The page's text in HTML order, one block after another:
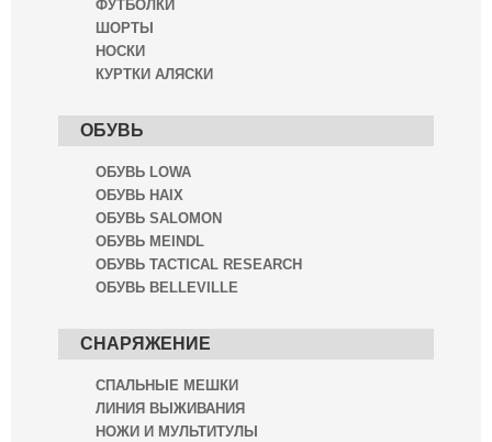
ФУТБОЛКИ
ШОРТЫ
НОСКИ
КУРТКИ АЛЯСКИ
ОБУВЬ
ОБУВЬ LOWA
ОБУВЬ HAIX
ОБУВЬ SALOMON
ОБУВЬ MEINDL
ОБУВЬ TACTICAL RESEARCH
ОБУВЬ BELLEVILLE
СНАРЯЖЕНИЕ
СПАЛЬНЫЕ МЕШКИ
ЛИНИЯ ВЫЖИВАНИЯ
НОЖИ И МУЛЬТИТУЛЫ